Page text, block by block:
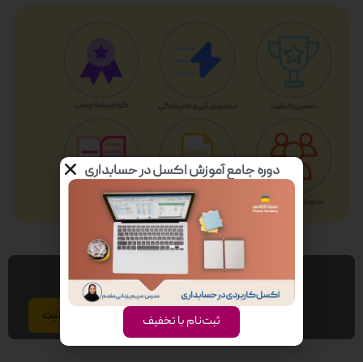
عضویت در خبر نامه
ایمیل
دوره جامع آموزش اکسل در حسابداری
ثبت‌نام با تخفیف